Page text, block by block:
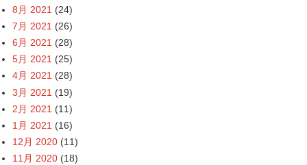
8月 2021 (24)
7月 2021 (26)
6月 2021 (28)
5月 2021 (25)
4月 2021 (28)
3月 2021 (19)
2月 2021 (11)
1月 2021 (16)
12月 2020 (11)
11月 2020 (18)